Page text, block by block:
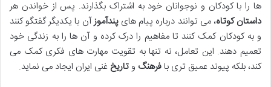
ها را با کودکان و نوجوانان خود به اشتراک بگذارند. پس از خواندن هر
داستان کوتاه، می توانند درباره پیام هایپندآموزآن با یکدیگر گفتگو کنند
و به کودکان کمک کنند تا مفاهیم را درک کرده و آن ها را به زندگی خود
تعمیم دهند. این تعامل، نه تنها به تقویت مهارت های فکری کمک می
کند، بلکه پیوند عمیق تری بافرهنگ و تاریخ غنی ایران ایجاد می نماید.